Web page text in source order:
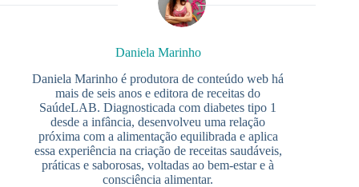
Daniela Marinho
Daniela Marinho é produtora de conteúdo web há
mais de seis anos e editora de receitas do
SaúdeLAB. Diagnosticada com diabetes tipo 1
desde a infância, desenvolveu uma relação
próxima com a alimentação equilibrada e aplica
essa experiência na criação de receitas saudáveis,
práticas e saborosas, voltadas ao bem-estar e à
consciência alimentar.